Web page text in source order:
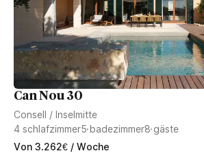
Can Nou 30
Consell / Inselmitte
4 schlafzimmer5badezimmer8gäste
Von 3.262€ / Woche